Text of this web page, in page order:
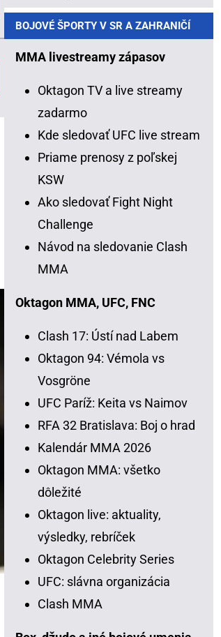
BOJOVÉ ŠPORTY V SR A ZAHRANIČÍ
MMA livestreamy zápasov
Oktagon TV a live streamy
zadarmo
Kde sledovať UFC live stream
Priame prenosy z poľskej
KSW
Ako sledovať Fight Night
Challenge
Návod na sledovanie Clash
MMA
Oktagon MMA, UFC, FNC
Clash 17: Ústí nad Labem
Oktagon 94: Vémola vs
Vosgröne
UFC Paríž: Keita vs Naimov
RFA 32 Bratislava: Boj o hrad
Kalendár MMA 2026
Oktagon MMA: všetko
dôležité
Oktagon live: aktuality,
výsledky, rebríček
Oktagon Celebrity Series
UFC: slávna organizácia
Clash MMA